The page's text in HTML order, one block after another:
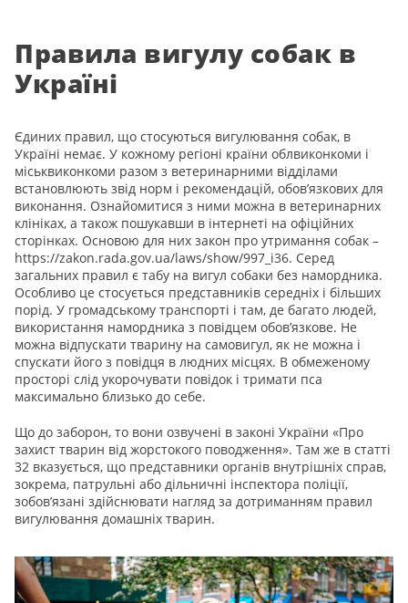
Правила вигулу собак в
Україні
Єдиних правил, що стосуються вигулювання собак, в
Україні немає. У кожному регіоні країни облвиконкоми і
міськвиконкоми разом з ветеринарними відділами
встановлюють звід норм і рекомендацій, обов’язкових для
виконання. Ознайомитися з ними можна в ветеринарних
клініках, а також пошукавши в інтернеті на офіційних
сторінках. Основою для них закон про утримання собак –
https://zakon.rada.gov.ua/laws/show/997_i36. Серед
загальних правил є табу на вигул собаки без намордника.
Особливо це стосується представників середніх і більших
порід. У громадському транспорті і там, де багато людей,
використання намордника з повідцем обов’язкове. Не
можна відпускати тварину на самовигул, як не можна і
спускати його з повідця в людних місцях. В обмеженому
просторі слід укорочувати повідок і тримати пса
максимально близько до себе.
Що до заборон, то вони озвучені в законі України «Про
захист тварин від жорстокого поводження». Там же в статті
32 вказується, що представники органів внутрішніх справ,
зокрема, патрульні або дільничні інспектора поліції,
зобов’язані здійснювати нагляд за дотриманням правил
вигулювання домашніх тварин.